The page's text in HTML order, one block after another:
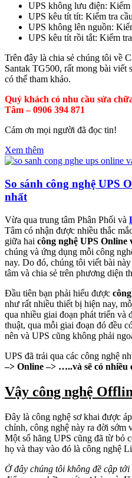
UPS không lưu điện: Kiểm
UPS kêu tít tít: Kiểm tra
UPS không lên nguồn:
UPS kêu tít rồi tắt: Kiểm
Trên đây là chia sẻ chúng tôi về
Santak TG500, rất mong bài viết
có thể tham khảo.
Quý khách có nhu cầu sửa
Tâm – 0906 394 871
Cám ơn mọi người đã đọc tin!
Xem thêm
So sánh công nghệ UPS
nhất
Vừa qua trung tâm Phân Phối và
Tâm có nhận được nhiều thắc
giữa hai công nghệ UPS Online
chúng và ứng dụng mỗi công
nay. Do đó, chúng tôi viết bài
tâm và chia sẻ trên phương diện
Đầu tiên bạn phải hiểu được
như rất nhiều thiết bị hiện nay,
qua nhiều giai đoạn phát triển và
thuật, qua mỗi giai đoạn đó đều
nên và UPS cũng không phải
UPS đã trải qua các công nghệ
–> Online –> …..và sẽ có
Vậy công nghệ
Đây là công nghệ sơ khai được
chỉnh, công nghệ này ra đời sớm
Một số hãng UPS cũng đã từ bỏ
họ và thay vào đó là công nghệ
Ở đây chúng tôi không đề cập